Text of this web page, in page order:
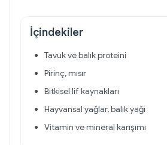
İçindekiler
Tavuk ve balık proteini
Pirinç, mısır
Bitkisel lif kaynakları
Hayvansal yağlar, balık yağı
Vitamin ve mineral karışımı